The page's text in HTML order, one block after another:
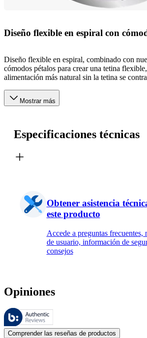
Diseño flexible en espiral con
Diseño flexible en espiral, combinado con
cómodos pétalos para crear una tetina
alimentación más natural sin la tetina se
Mostrar más
Especificaciones técnicas
Obtener asistencia
este producto
Accede a preguntas frecuentes,
de usuario, información de
consejos
Opiniones
Estas reseñas las gestiona Bazaarvoice y
Las opiniones de los clientes en forma de
Comprender las reseñas de productos